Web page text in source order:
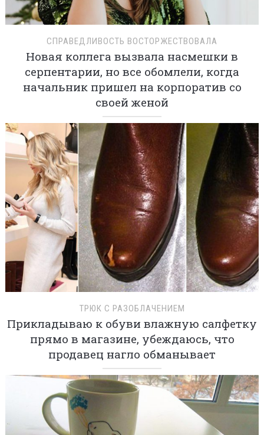
СПРАВЕДЛИВОСТЬ ВОСТОРЖЕСТВОВАЛА
Новая коллега вызвала насмешки в
серпентарии, но все обомлели, когда
начальник пришел на корпоратив со
своей женой
ТРЮК С РАЗОБЛАЧЕНИЕМ
Прикладываю к обуви влажную салфетку
прямо в магазине, убеждаюсь, что
продавец нагло обманывает